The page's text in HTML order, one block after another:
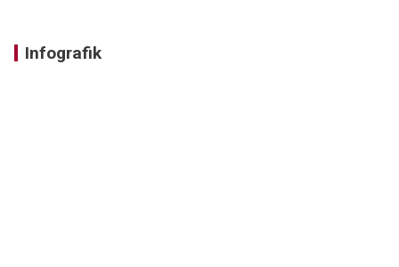
Infografik